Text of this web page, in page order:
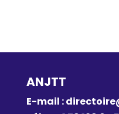
ANJTT
E-mail :